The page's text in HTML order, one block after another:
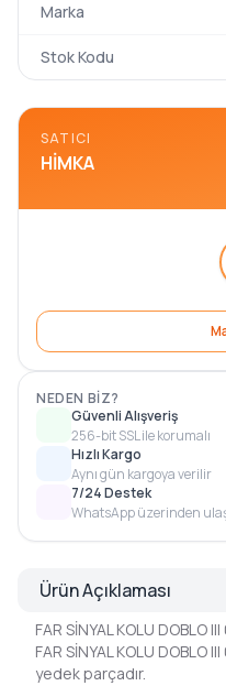
Marka
Stok Kodu
SATICI
HIMKA
NEDEN BIZ?
Güvenli Alışveriş
256-bit SSL ile korumalı
Hızlı Kargo
Aynı gün kargoya verilir
7/24 Destek
WhatsApp üzerinden
Ürün Açıklaması
FAR SİNYAL KOLU DOBLO
FAR SİNYAL KOLU DOBLO
yedek parçadır.